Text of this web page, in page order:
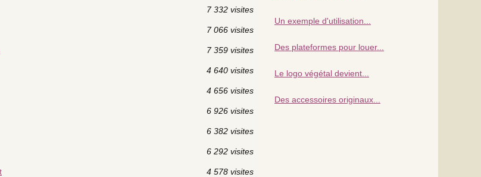
7 332 visites
7 066 visites
7 359 visites
4 640 visites
4 656 visites
6 926 visites
6 382 visites
6 292 visites
4 578 visites
Un exemple d'utilisation...
Des plateformes pour louer...
Le logo végétal devient...
Des accessoires originaux...